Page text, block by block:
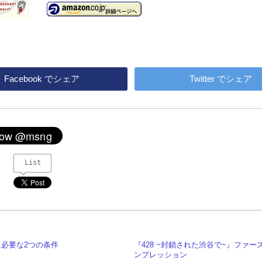
Facebookでシェア Twitterでシェア
List
要な2つの条件
『428 ~封鎖された渋谷で~』ファー
ンプレッション